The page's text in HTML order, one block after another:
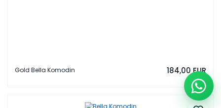
Gold Bella Komodin 184,00 EUR